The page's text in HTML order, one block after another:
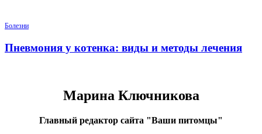
Болезни
Пневмония у котенка: виды и методы лечения
Марина Ключникова
Главный редактор сайта "Ваши питомцы"